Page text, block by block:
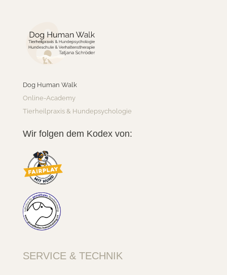
Dog Human Walk
Online-Academy
Tierheilpraxis & Hundepsychologie
Wir folgen dem Kodex von:
SERVICE & TECHNIK